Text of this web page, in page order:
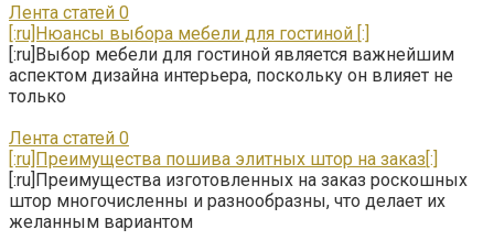
Лента статей 0
[:ru]Нюансы выбора мебели для гостиной [:]
[:ru]Выбор мебели для гостиной является важнейшим
аспектом дизайна интерьера, поскольку он влияет не
только
Лента статей 0
[:ru]Преимущества пошива элитных штор на заказ[:]
[:ru]Преимущества изготовленных на заказ роскошных
штор многочисленны и разнообразны, что делает их
желанным вариантом